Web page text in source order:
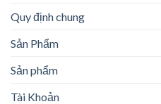
Quy định chung
Sản Phẩm
Sản phẩm
Tài Khoản